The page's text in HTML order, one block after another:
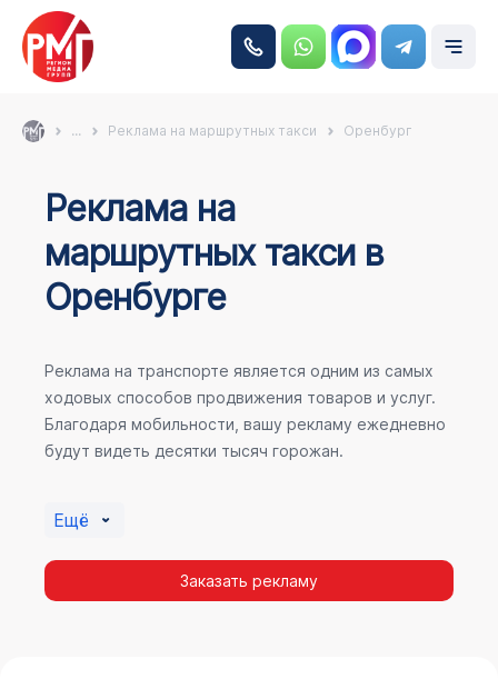
... Реклама на маршрутных такси Оренбург
Реклама на
маршрутных такси в
Оренбурге
Реклама на транспорте является одним из самых
ходовых способов продвижения товаров и услуг.
Благодаря мобильности, вашу рекламу ежедневно
будут видеть десятки тысяч горожан.
Ещё
Заказать рекламу